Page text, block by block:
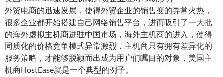
外贸电商的迅速发展，使得外贸企业的销售变的异常火热，
很多企业都开始搭建自己网络销售平台，进而吸引了一大批
的海外虚拟主机商进驻中国市场，海外主机商的进入，使得
同质化的价格竞争模式异常激烈，主机商只有拥有差异化的
服务策略，才能够脱颖而出成为用户们瞩目的对象，美国主
机商HostEase就是一个典型的例子。